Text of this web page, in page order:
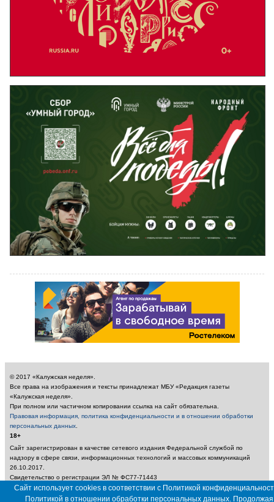
© 2017 «Калужская неделя».
Все права на изображения и тексты принадлежат МБУ «Редакция газеты
«Калужская неделя».
При полном или частичном копировании ссылка на сайт обязательна.
Правовая информация, политика конфиденциальности и в отношении обработки
персональных данных
18+
Сайт зарегистрирован в качестве сетевого издания Федеральной службой по
надзору в сфере связи, информационных технологий и массовых коммуникаций
26.10.2017.
Свидетельство о регистрации ЭЛ № ФС77-71443
Учредитель: Муниципальное бюджетное учреждение «Редакция газеты «Калужская
неделя»
Сайт использует cookies в соответствии с Политикой
Политикой в отношении обработки персональных данных. Продолжая